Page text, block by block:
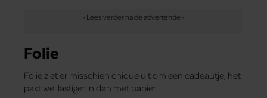
Folie
Folie ziet er misschien chique uit om een cadeautje, het
pakt wel lastiger in dan met papier.